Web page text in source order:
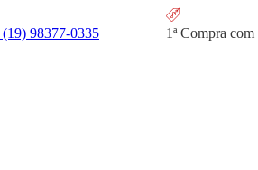
(19) 98377-0335 1ª Compra com